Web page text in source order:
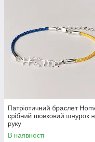
Патріотичний браслет
срібний шовковий шнурок
руку
В наявності